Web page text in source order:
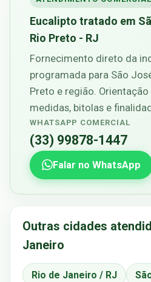
Eucalipto tratado em
Rio Preto - RJ
Fornecimento direto da
programada para São
Preto e região.
medidas, bitolas e
WHATSAPP COMERCIAL
(33) 99878-1447
Falar no WhatsApp
Outras cidades
Janeiro
Rio de Janeiro / RJ